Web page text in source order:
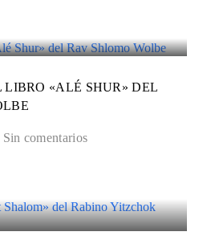
«ALÉ SHUR» DEL
Sin comentarios